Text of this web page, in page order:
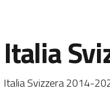
Italia
Italia Svizzera 2014-